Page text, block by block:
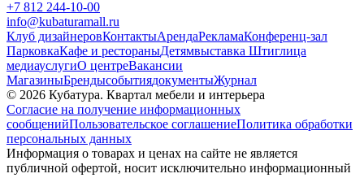
+7 812 244-10-00
info@kubaturamall.ru
Клуб дизайнеровКонтактыАрендаРекламаКонференц-зал
ПарковкаКафе и рестораныДетямвыставка Штиглица
медиауслугиО центреВакансии
МагазиныБрендысобытиядокументыЖурнал
© 2026 Кубатура. Квартал мебели и интерьера
Согласие на получение информационных
сообщенийПользовательское соглашениеПолитика обработки
персональных данных
Информация о товарах и ценах на сайте не является
публичной офертой, носит исключительно информационный